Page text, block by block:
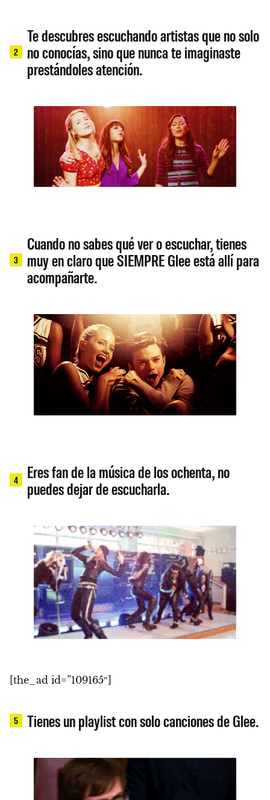
2
Te descubres escuchando artistas que no solo
no conocías, sino que nunca te imaginaste
prestándoles atención.
3
Cuando no sabes qué ver o escuchar, tienes
muy en claro que SIEMPRE Glee está allí para
acompañarte.
4
Eres fan de la música de los ochenta, no
puedes dejar de escucharla.
[the_ad id=”109165″]
5 Tienes un playlist con solo canciones de Glee.